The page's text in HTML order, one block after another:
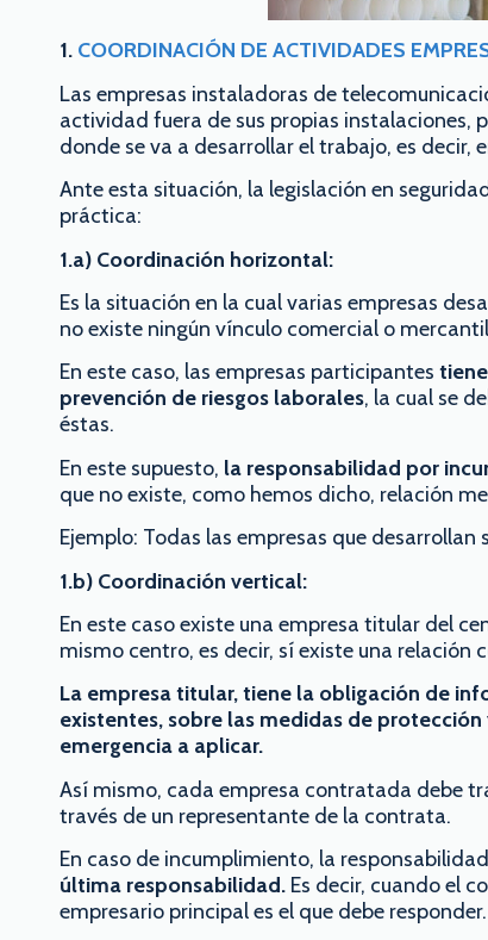
1. COORDINACIÓN DE ACTIVIDADES
Las empresas instaladoras de
actividad fuera de sus propias instalaciones,
donde se va a desarrollar el trabajo, es decir,
Ante esta situación, la legislación en
práctica:
1.a) Coordinación horizontal:
Es la situación en la cual varias empresas
no existe ningún vínculo comercial o
En este caso, las empresas participantes
prevención de riesgos laborales, la cual se
éstas.
En este supuesto, la responsabilidad por
que no existe, como hemos dicho, relación
Ejemplo: Todas las empresas que
1.b) Coordinación vertical:
En este caso existe una empresa titular del
mismo centro, es decir, sí existe una relación
La empresa titular, tiene la obligación de
existentes, sobre las medidas de
emergencia a aplicar.
Así mismo, cada empresa contratada debe
través de un representante de la contrata.
En caso de incumplimiento, la
última responsabilidad. Es decir, cuando el
empresario principal es el que debe responder.